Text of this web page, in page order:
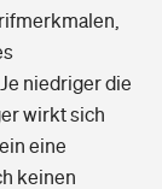
niedriger die
wirkt sich
eine
keinen